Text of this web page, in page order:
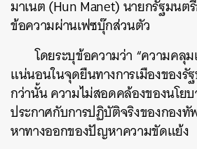
มาเนต (Hun Manet) นายกรัฐมน
ข้อความผ่านเฟซบุ๊กส่วนตัว
โดยระบุข้อความว่า “ความคลุ
แน่นอนในจุดยืนทางการเมืองของรั
กว่านั้น ความไม่สอดคล้องของนโย
ประกาศกับการปฏิบัติจริงของกองทั
หาทางออกของปัญหาความขัดแย้ง